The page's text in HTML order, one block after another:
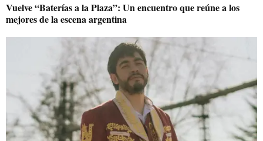
Vuelve “Baterías a la Plaza”: Un encuentro que reúne a los
mejores de la escena argentina